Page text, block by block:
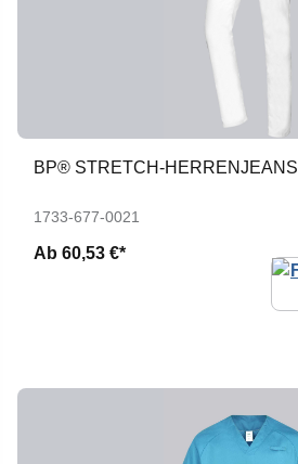
BP® STRETCH-HERRENJEANS
1733-677-0021
Ab 60,53 €*